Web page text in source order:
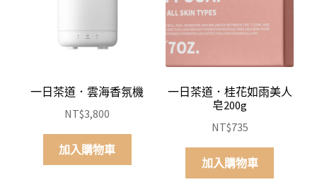
一日茶道．雲海香氛機
NT$3,800
加入購物車
一日茶道．桂花如雨美人
皂200g
NT$735
加入購物車